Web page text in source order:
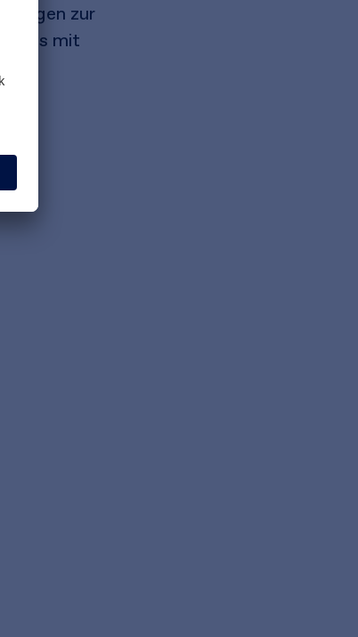
Fragen zur
mit